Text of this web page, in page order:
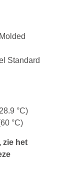
Standard
°C)
°C)
zie het